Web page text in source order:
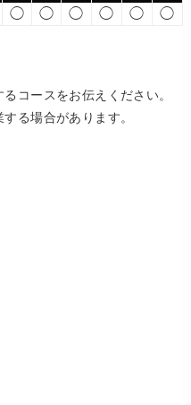
◯ ◯ ◯ ◯ ◯ ◯
コースをお伝えください。
る場合があります。